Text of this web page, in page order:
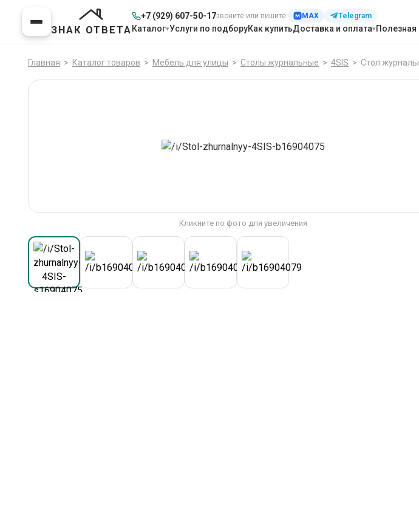
ЗНАК ОТВЕТА
+7 (929) 607-50-17звоните или пишите: MAX Telegram
Каталог Услуги по подборуКак купитьДоставка и оплата
Главная > Каталог товаров > Мебель для улицы > Столы журнальные > 4SIS > Стол
Кликните по фото для увеличения